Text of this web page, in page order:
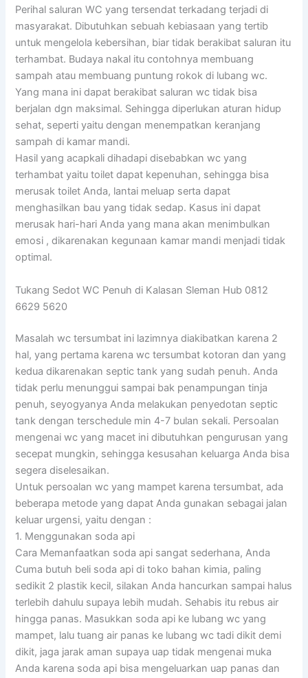
Perihal saluran WC yang tersendat terkadang terjadi di
masyarakat. Dibutuhkan sebuah kebiasaan yang tertib
untuk mengelola kebersihan, biar tidak berakibat saluran itu
terhambat. Budaya nakal itu contohnya membuang
sampah atau membuang puntung rokok di lubang wc.
Yang mana ini dapat berakibat saluran wc tidak bisa
berjalan dgn maksimal. Sehingga diperlukan aturan hidup
sehat, seperti yaitu dengan menempatkan keranjang
sampah di kamar mandi.
Hasil yang acapkali dihadapi disebabkan wc yang
terhambat yaitu toilet dapat kepenuhan, sehingga bisa
merusak toilet Anda, lantai meluap serta dapat
menghasilkan bau yang tidak sedap. Kasus ini dapat
merusak hari-hari Anda yang mana akan menimbulkan
emosi , dikarenakan kegunaan kamar mandi menjadi tidak
optimal.
Tukang Sedot WC Penuh di Kalasan Sleman Hub 0812
6629 5620
Masalah wc tersumbat ini lazimnya diakibatkan karena 2
hal, yang pertama karena wc tersumbat kotoran dan yang
kedua dikarenakan septic tank yang sudah penuh. Anda
tidak perlu menunggui sampai bak penampungan tinja
penuh, seyogyanya Anda melakukan penyedotan septic
tank dengan terschedule min 4-7 bulan sekali. Persoalan
mengenai wc yang macet ini dibutuhkan pengurusan yang
secepat mungkin, sehingga kesusahan keluarga Anda bisa
segera diselesaikan.
Untuk persoalan wc yang mampet karena tersumbat, ada
beberapa metode yang dapat Anda gunakan sebagai jalan
keluar urgensi, yaitu dengan :
1. Menggunakan soda api
Cara Memanfaatkan soda api sangat sederhana, Anda
Cuma butuh beli soda api di toko bahan kimia, paling
sedikit 2 plastik kecil, silakan Anda hancurkan sampai halus
terlebih dahulu supaya lebih mudah. Sehabis itu rebus air
hingga panas. Masukkan soda api ke lubang wc yang
mampet, lalu tuang air panas ke lubang wc tadi dikit demi
dikit, jaga jarak aman supaya uap tidak mengenai muka
Anda karena soda api bisa mengeluarkan uap panas dan